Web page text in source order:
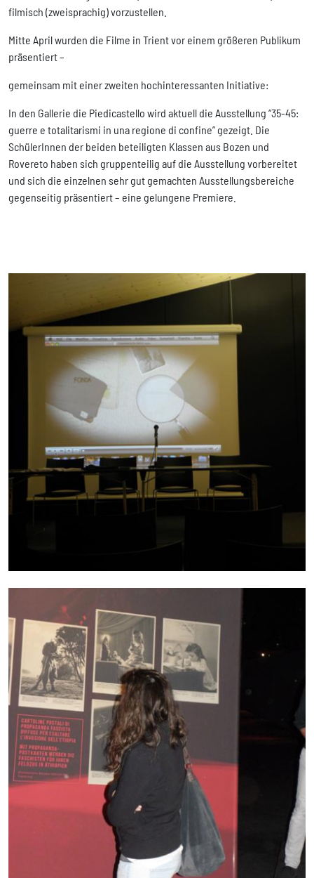
filmisch (zweisprachig) vorzustellen.
Mitte April wurden die Filme in Trient vor einem größeren Publikum
präsentiert –
gemeinsam mit einer zweiten hochinteressanten Initiative:
In den Gallerie die Piedicastello wird aktuell die Ausstellung “35-45:
guerre e totalitarismi in una regione di confine” gezeigt. Die
SchülerInnen der beiden beteiligten Klassen aus Bozen und
Rovereto haben sich gruppenteilig auf die Ausstellung vorbereitet
und sich die einzelnen sehr gut gemachten Ausstellungsbereiche
gegenseitig präsentiert – eine gelungene Premiere.